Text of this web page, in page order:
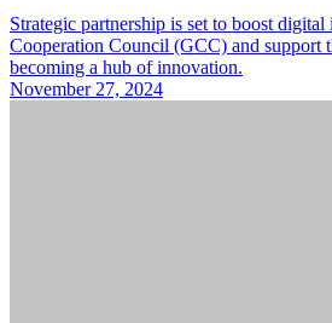
Strategic partnership is set to boost
Cooperation Council (GCC) and support
becoming a hub of innovation.
November 27, 2024